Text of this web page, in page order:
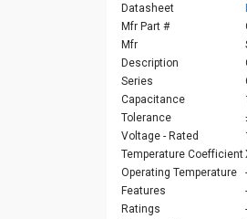
Datasheet
Mfr Part #
Mfr
Description
Series
Capacitance
Tolerance
Voltage - Rated
Temperature Coefficient
Operating Temperature
Features
-
Ratings
-